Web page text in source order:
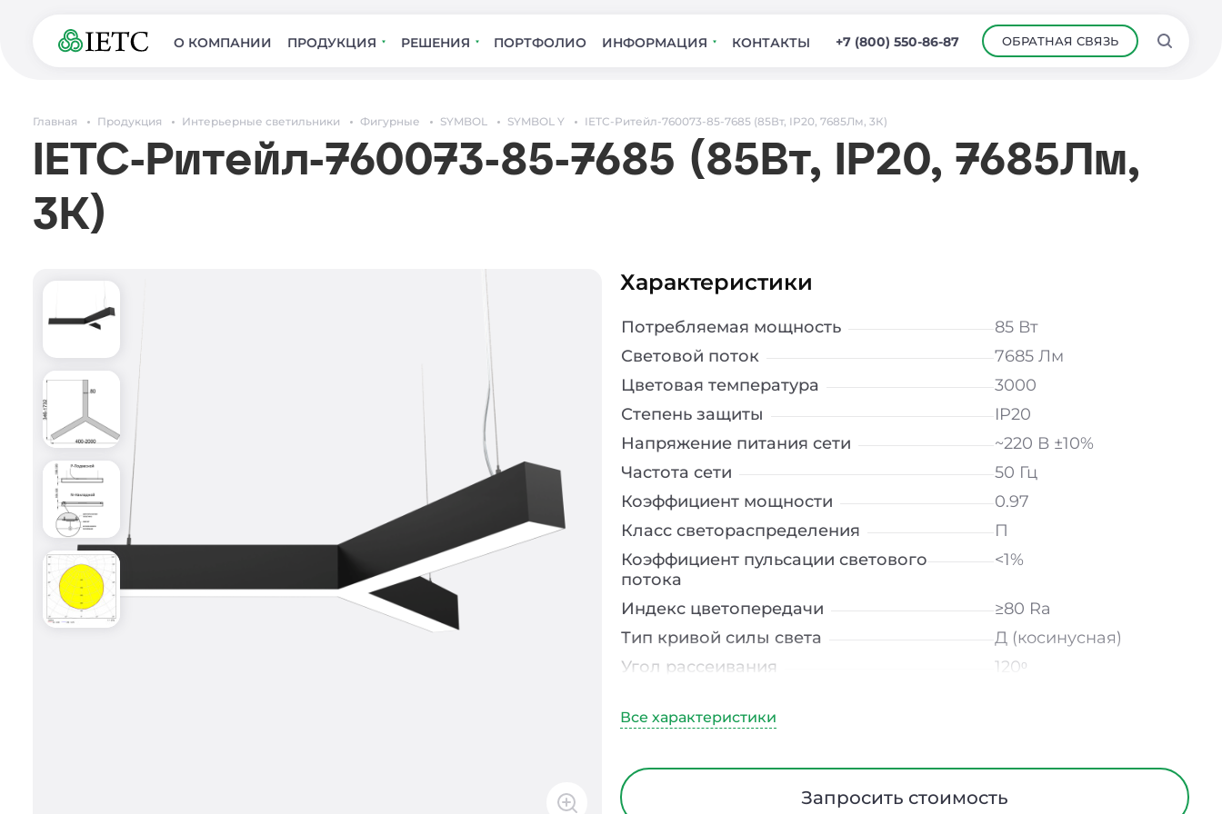
О КОМПАНИИ ПРОДУКЦИЯ РЕШЕНИЯ ПОРТФОЛИО ИНФОРМАЦИЯ КОНТАКТЫ +7 (800) 550-86-87 ОБРАТНАЯ СВЯЗЬ
Главная Продукция Интерьерные светильники Фигурные SYMBOL SYMBOL Y IETC-Ритейл-760073-85-7685 (85Вт, IP20, 7685Лм, 3К)
IETC-Ритейл-760073-85-7685 (85Вт, IP20, 7685Лм,
3К)
Характеристики
Потребляемая мощность
85 Вт
Световой поток
7685 Лм
Цветовая температура
3000
Степень защиты
IP20
Напряжение питания сети
~220 В ±10%
Частота сети
50 Гц
Коэффициент мощности
0.97
Класс светораспределения
П
Коэффициент пульсации светового
потока
<1%
Индекс цветопередачи
≥80 Ra
Тип кривой силы света
Д (косинусная)
Угол рассеивания
120ᵒ
Диапазон рабочих температур
Материал корпуса
Запросить стоимость